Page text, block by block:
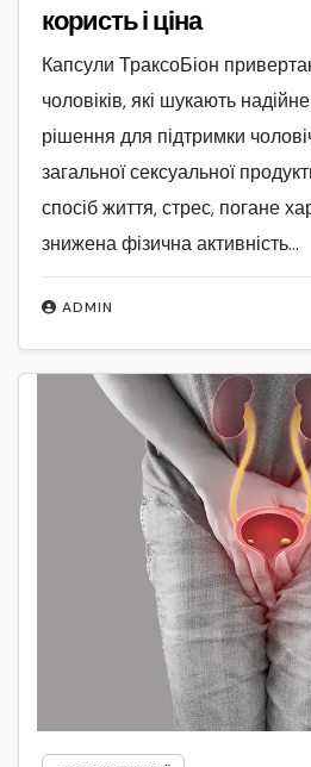
користь і ціна
ADMIN
Капсули ТраксоБіон
чоловіків, які шукають
рішення для підтримки
загальної сексуальної
спосіб життя, стрес, погане
знижена фізична активність…